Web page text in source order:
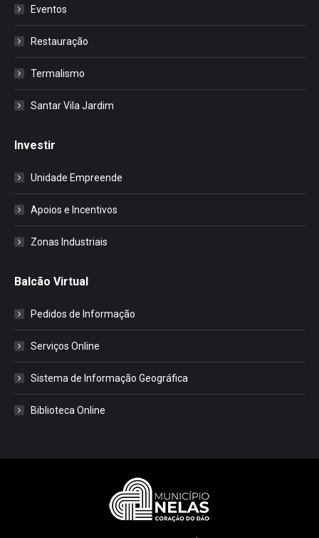
Eventos
Restauração
Termalismo
Santar Vila Jardim
Investir
Unidade Empreende
Apoios e Incentivos
Zonas Industriais
Balcão Virtual
Pedidos de Informação
Serviços Online
Sistema de Informação Geográfica
Biblioteca Online